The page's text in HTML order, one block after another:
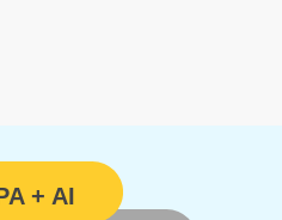
化 強化 RPA 功能